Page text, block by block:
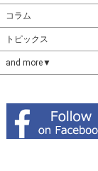
コラム
トピックス
and more▼